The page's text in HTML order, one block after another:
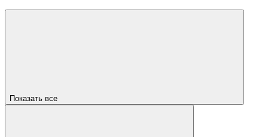
Показать все